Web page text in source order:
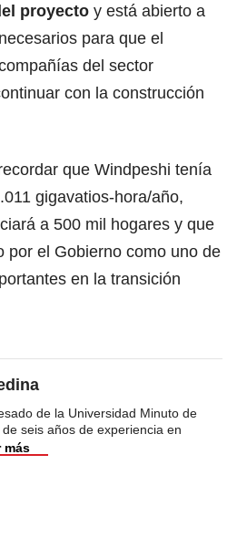
proyecto y está abierto a
para que el
del sector
con la construcción
que Windpeshi tenía
gigavatios-hora/año,
a 500 mil hogares y que
por el Gobierno como uno de
en la transición
de la Universidad Minuto de
seis años de experiencia en
más